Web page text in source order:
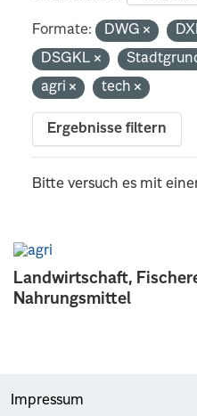
Landwirtschaft,
Nahrungsmittel
Formate: DWG
DSGKL
agri
tech
Ergebnisse filtern
Bitte versuch es mit
Impressum